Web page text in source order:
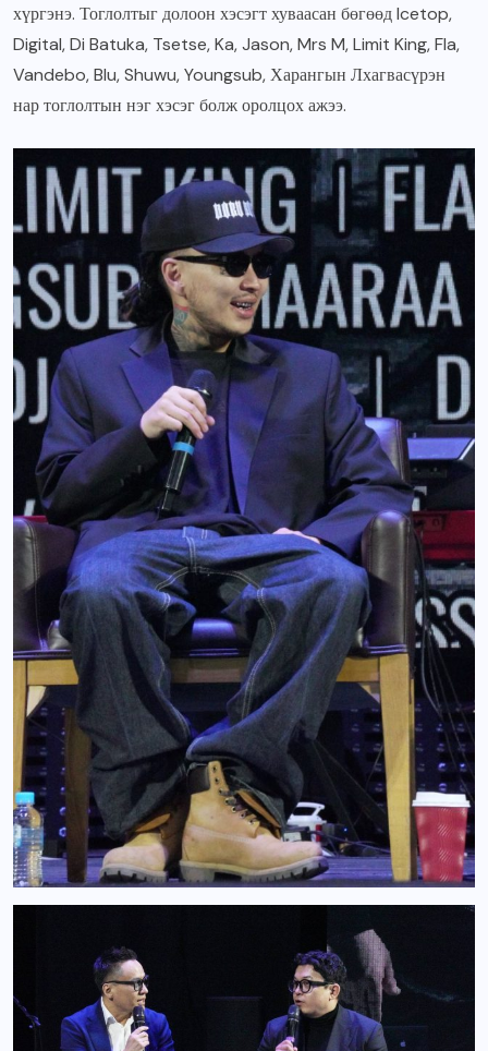
хүргэнэ. Тоглолтыг долоон хэсэгт хуваасан бөгөөд Icetop,
Digital, Di Batuka, Tsetse, Ka, Jason, Mrs M, Limit King, Fla,
Vandebo, Blu, Shuwu, Youngsub, Харангын Лхагвасүрэн
нар тоглолтын нэг хэсэг болж оролцох ажээ.